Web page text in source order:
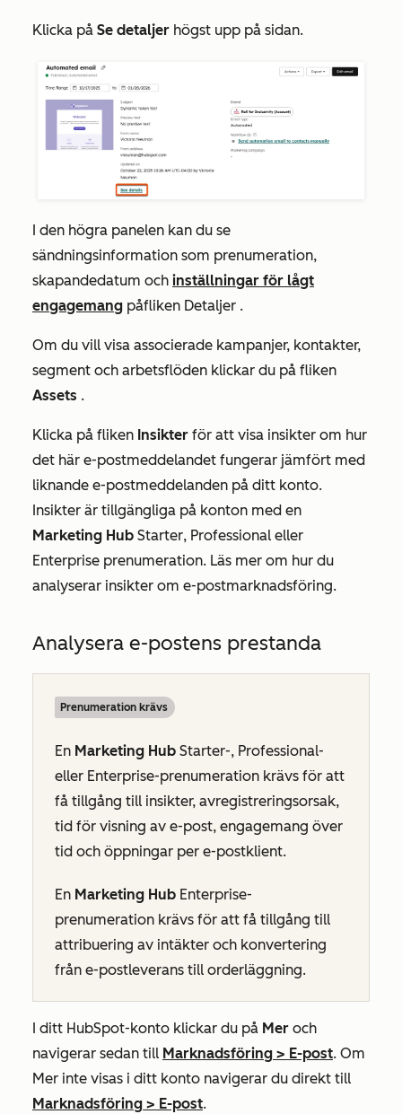
Klicka på Se detaljer högst upp på sidan.
I den högra panelen kan du se
sändningsinformation som prenumeration,
skapandedatum och inställningar för lågt
engagemang påfliken Detaljer .
Om du vill visa associerade kampanjer, kontakter,
segment och arbetsflöden klickar du på fliken
Assets .
Klicka på fliken Insikter för att visa insikter om hur
det här e-postmeddelandet fungerar jämfört med
liknande e-postmeddelanden på ditt konto.
Insikter är tillgängliga på konton med en
Marketing Hub Starter, Professional eller
Enterprise prenumeration. Läs mer om hur du
analyserar insikter om e-postmarknadsföring.
Analysera e-postens prestanda
Prenumeration krävs
En Marketing Hub Starter-, Professional-
eller Enterprise-prenumeration krävs för att
få tillgång till insikter, avregistreringsorsak,
tid för visning av e-post, engagemang över
tid och öppningar per e-postklient.
En Marketing Hub Enterprise-
prenumeration krävs för att få tillgång till
attribuering av intäkter och konvertering
från e-postleverans till orderläggning.
I ditt HubSpot-konto klickar du på Mer och
navigerar sedan till Marknadsföring > E-post. Om
Mer inte visas i ditt konto navigerar du direkt till
Marknadsföring > E-post.